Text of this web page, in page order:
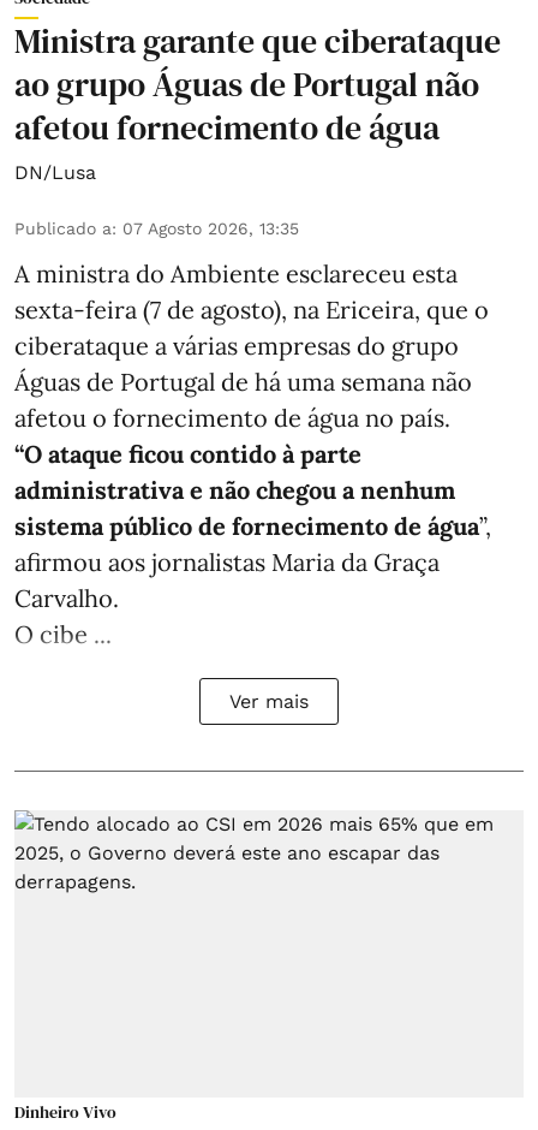
Ministra garante que ciberataque
ao grupo Águas de Portugal não
afetou fornecimento de água
DN/Lusa
Publicado a: 07 Agosto 2026, 13:35
A ministra do Ambiente esclareceu esta
sexta-feira (7 de agosto), na Ericeira, que o
ciberataque a várias empresas do grupo
Águas de Portugal de há uma semana não
afetou o fornecimento de água no país.
“O ataque ficou contido à parte
administrativa e não chegou a nenhum
sistema público de fornecimento de água”,
afirmou aos jornalistas Maria da Graça
Carvalho.
O cibe ...
Ver mais
Dinheiro Vivo